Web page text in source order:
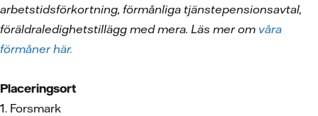
arbetstidsförkortning, förmånliga tjänstepensionsavtal,
föräldraledighetstillägg med mera. Läs mer om våra
förmåner här.
Placeringsort
1. Forsmark